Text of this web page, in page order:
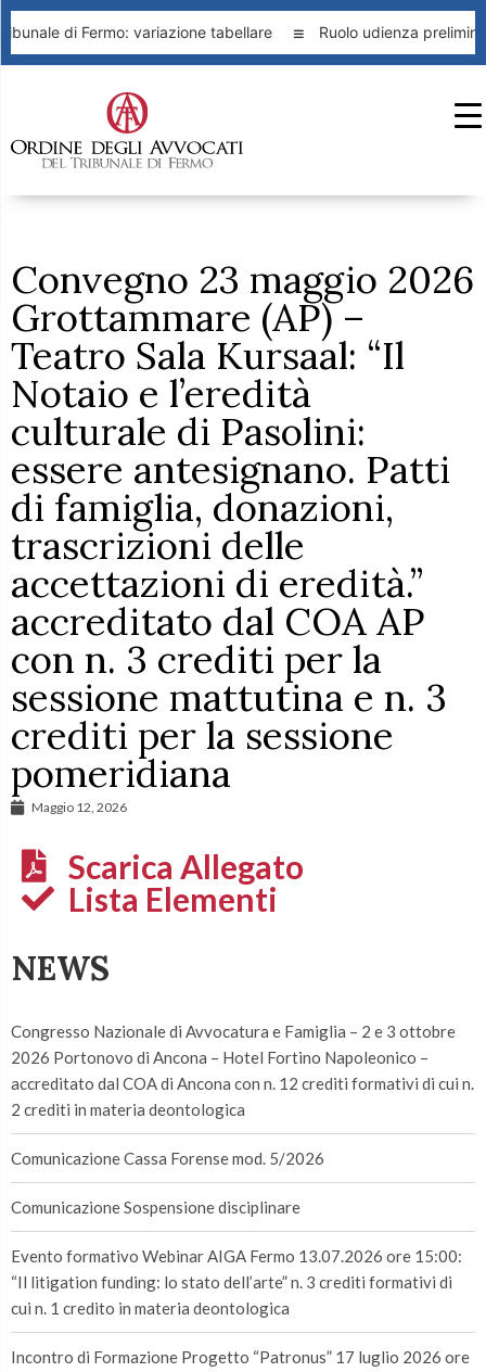
di Fermo: variazione tabellare Ruolo udienza
Convegno 23 maggio 2026
Grottammare (AP) –
Teatro Sala Kursaal: “Il
Notaio e l’eredità
culturale di Pasolini:
essere antesignano. Patti
di famiglia, donazioni,
trascrizioni delle
accettazioni di eredità.”
accreditato dal COA AP
con n. 3 crediti per la
sessione mattutina e n. 3
crediti per la sessione
pomeridiana
Maggio 12, 2026
Scarica Allegato
Lista Elementi
NEWS
Congresso Nazionale di Avvocatura e Famiglia – 2 e 3 ottobre
2026 Portonovo di Ancona – Hotel Fortino Napoleonico –
accreditato dal COA di Ancona con n. 12 crediti formativi di cui n.
2 crediti in materia deontologica
Comunicazione Cassa Forense mod. 5/2026
Comunicazione Sospensione disciplinare
Evento formativo Webinar AIGA Fermo 13.07.2026 ore 15:00:
“Il litigation funding: lo stato dell’arte” n. 3 crediti formativi di
cui n. 1 credito in materia deontologica
Incontro di Formazione Progetto “Patronus” 17 luglio 2026 ore